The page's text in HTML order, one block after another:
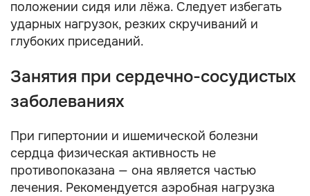
положении сидя или лёжа. Следует избегать
ударных нагрузок, резких скручиваний и
глубоких приседаний.
Занятия при сердечно-сосудистых
заболеваниях
При гипертонии и ишемической болезни
сердца физическая активность не
противопоказана — она является частью
лечения. Рекомендуется аэробная нагрузка